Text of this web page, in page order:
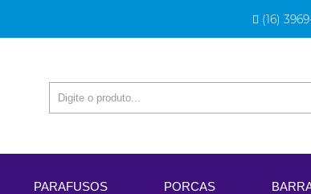
(16)
PARAFUSOS PORCAS